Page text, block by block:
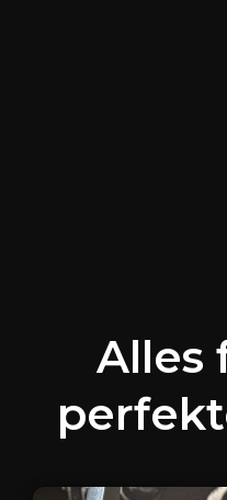
Alles